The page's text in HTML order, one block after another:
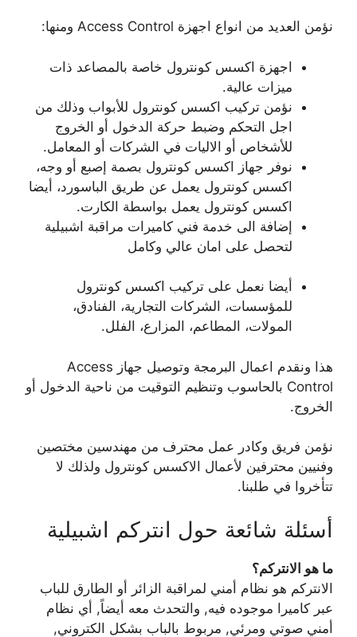
نؤمن العديد من انواع اجهزة Access Control ومنها:
اجهزة اكسس كونترول خاصة بالمصاعد ذات
ميزات عالية.
نؤمن تركيب اكسس كونترول للأبواب وذلك من
اجل التحكم وضبط حركة الدخول أو الخروج
للأشخاص أو الاليات في الشركات أو المعامل.
نوفر جهاز اكسس كونترول بصمة إصبع أو وجه،
اكسس كونترول يعمل عن طريق الباسورد، أيضا
اكسس كونترول يعمل بواسطة الكارت.
إضافة الى خدمة فني كاميرات مراقبة اشبيلية
لتحصل على امان عالي وكامل
أيضا نعمل على تركيب اكسس كونترول
للمؤسسات، الشركات التجارية، الفنادق،
المولات، المطاعم، المزارع، الفلل.
هذا ونقدم اعمال البرمجة وتوصيل جهاز Access
Control بالحاسوب وتنظيم التوقيت من ناحية الدخول أو
الخروج.
نؤمن فريق وكادر عمل محترف من مهندسين مختصين
وفنيين محترفين لأعمال الاكسس كونترول ولذلك لا
تتأخروا في طلبنا.
أسئلة شائعة حول انتركم اشبيلية
ما هو الانتركم؟
الانتركم هو نظام أمني لمراقبة الزائر أو الطارق للباب
عبر كاميرا موجوده فيه, والتحدث معه أيضاً, أي نظام
أمني صوتي ومرئي, مربوط بالباب بشكل الكتروني,